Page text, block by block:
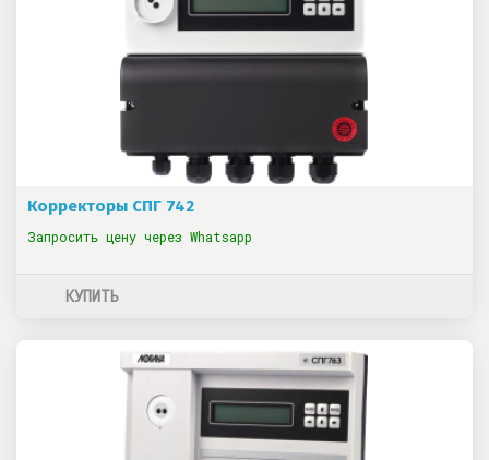
Корректоры СПГ 742
Запросить цену через Whatsapp
КУПИТЬ